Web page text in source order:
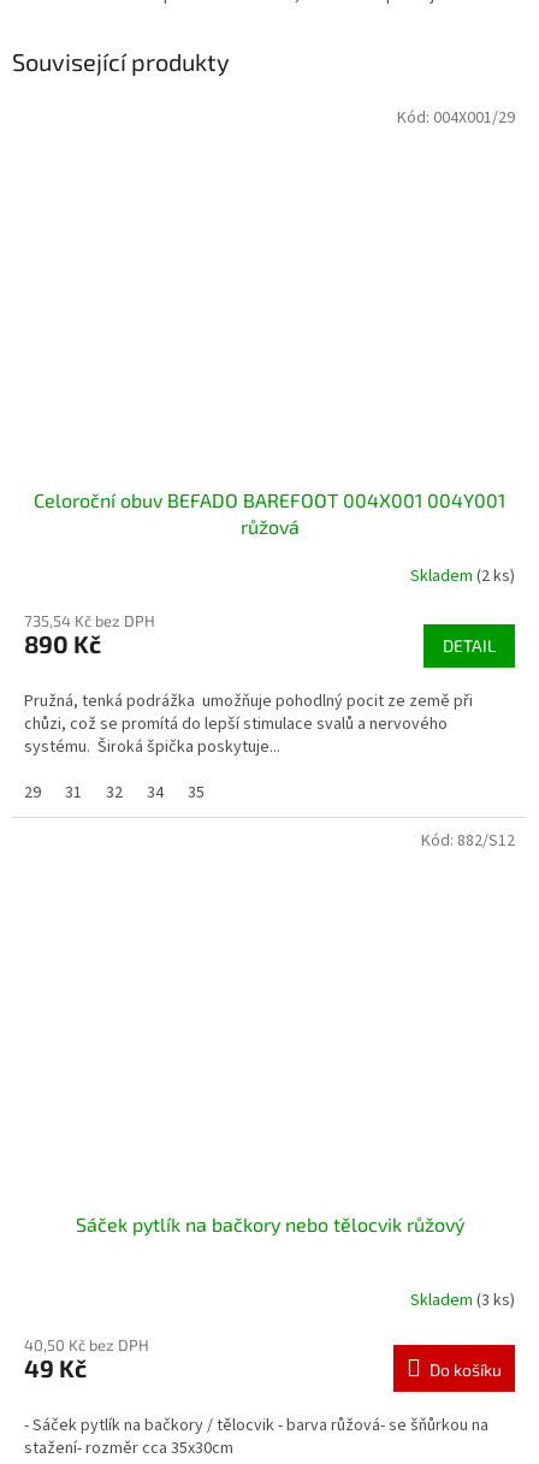
Související produkty
Celoroční obuv BEFADO BAREFOOT 004X001 004Y001
růžová
Skladem (2 ks)
735,54 Kč bez DPH
890 Kč DETAIL
Pružná, tenká podrážka umožňuje pohodlný pocit ze země při
chůzi, což se promítá do lepší stimulace svalů a nervového
systému. Široká špička poskytuje...
29
31 32 34 35
Kód: 004X001/29
Sáček pytlík na bačkory nebo tělocvik růžový
Skladem (3 ks)
40,50 Kč bez DPH
49 Kč Do košíku
- Sáček pytlík na bačkory / tělocvik - barva růžová- se šňůrkou na
stažení- rozměr cca 35x30cm
Kód: 882/S12